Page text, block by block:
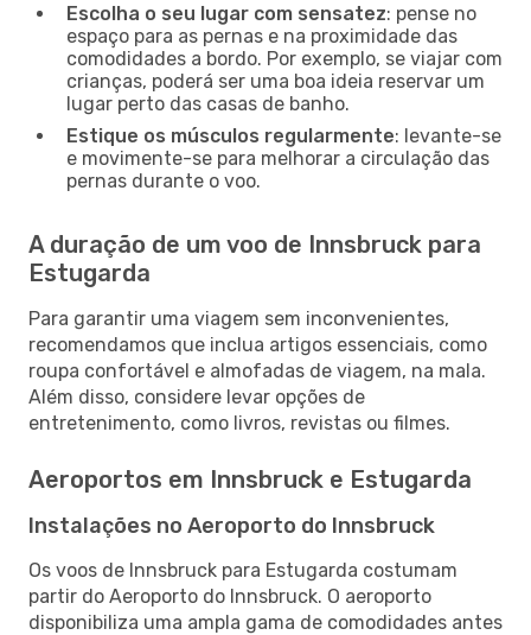
Escolha o seu lugar com sensatez: pense no
espaço para as pernas e na proximidade das
comodidades a bordo. Por exemplo, se viajar com
crianças, poderá ser uma boa ideia reservar um
lugar perto das casas de banho.
Estique os músculos regularmente: levante-se
e movimente-se para melhorar a circulação das
pernas durante o voo.
A duração de um voo de Innsbruck para
Estugarda
Para garantir uma viagem sem inconvenientes,
recomendamos que inclua artigos essenciais, como
roupa confortável e almofadas de viagem, na mala.
Além disso, considere levar opções de
entretenimento, como livros, revistas ou filmes.
Aeroportos em Innsbruck e Estugarda
Instalações no Aeroporto do Innsbruck
Os voos de Innsbruck para Estugarda costumam
partir do Aeroporto do Innsbruck. O aeroporto
disponibiliza uma ampla gama de comodidades antes